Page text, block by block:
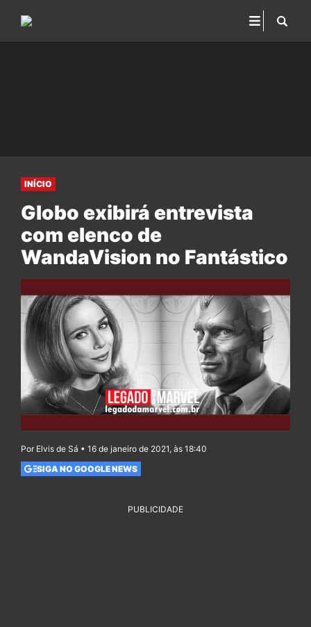
INÍCIO
Globo exibirá entrevista
com elenco de
WandaVision no Fantástico
Por Elvis de Sá • 16 de janeiro de 2021, às 18:40
SIGA NO GOOGLE NEWS
PUBLICIDADE